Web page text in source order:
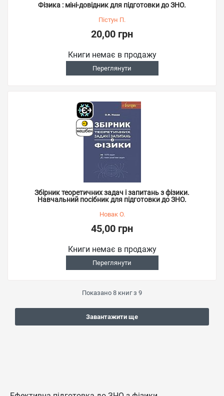
Фізика : міні-довідник для підготовки до ЗНО.
Пістун П.
20,00 грн
Книги немає в продажу
Переглянути
Збірник теоретичних задач і запитань з фізики.
Навчальний посібник для підготовки до ЗНО.
Новак О.
45,00 грн
Книги немає в продажу
Переглянути
Показано 8 книг з 9
Завантажити ще